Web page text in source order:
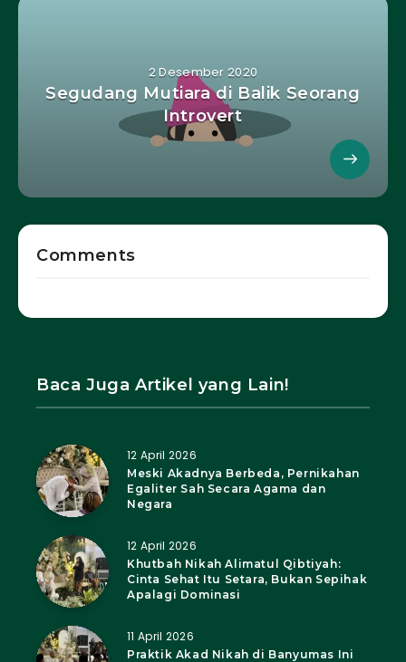
2 Desember 2020
Segudang Mutiara di Balik Seorang
Introvert
Comments
Baca Juga Artikel yang Lain!
12 April 2026
Meski Akadnya Berbeda, Pernikahan
Egaliter Sah Secara Agama dan
Negara
12 April 2026
Khutbah Nikah Alimatul Qibtiyah:
Cinta Sehat Itu Setara, Bukan Sepihak
Apalagi Dominasi
11 April 2026
Praktik Akad Nikah di Banyumas Ini